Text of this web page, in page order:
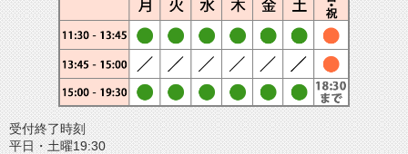
受付終了時刻
平日・土曜19:30